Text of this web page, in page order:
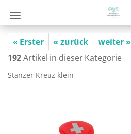
« Erster « zurück weiter »
192Artikel in dieser Kategorie
Stan­zer Kreuz klein